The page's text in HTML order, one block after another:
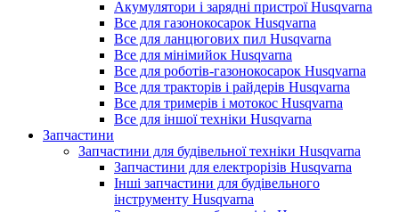
Акумулятори і зарядні пристрої Husqvarna
Все для газонокосарок Husqvarna
Все для ланцюгових пил Husqvarna
Все для мінімийок Husqvarna
Все для роботів-газонокосарок Husqvarna
Все для тракторів і райдерів Husqvarna
Все для тримерів і мотокос Husqvarna
Все для іншої техніки Husqvarna
Запчастини
Запчастини для будівельної техніки Husqvarna
Запчастини для електрорізів Husqvarna
Інші запчастини для будівельного
інструменту Husqvarna